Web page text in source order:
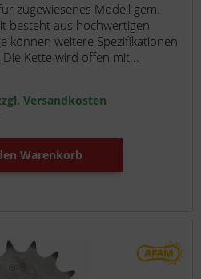
zugewiesenes Modell gem.
besteht aus hochwertigen
können weitere Spezifikationen
Kette wird offen mit...
Versandkosten
Warenkorb